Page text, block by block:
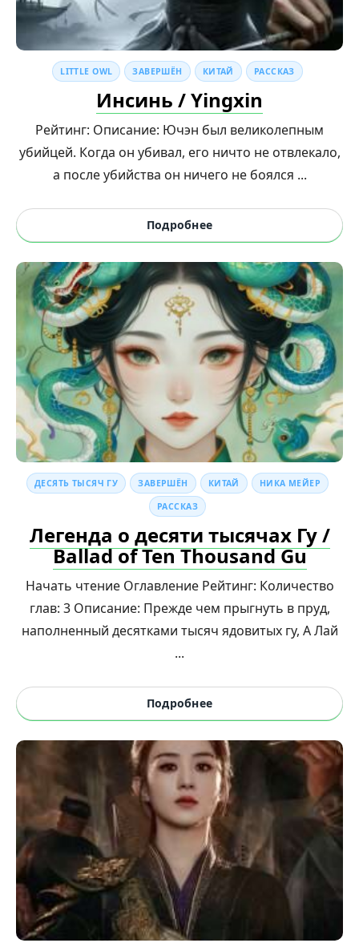
LITTLE OWL ЗАВЕРШЁН КИТАЙ РАССКАЗ
Инсинь / Yingxin
Рейтинг: Описание: Ючэн был великолепным
убийцей. Когда он убивал, его ничто не отвлекало,
а после убийства он ничего не боялся ...
Подробнее
ДЕСЯТЬ ТЫСЯЧ ГУ ЗАВЕРШЁН КИТАЙ НИКА МЕЙЕР
РАССКАЗ
Легенда о десяти тысячах Гу /
Ballad of Ten Thousand Gu
Начать чтение Оглавление Рейтинг: Количество
глав: 3 Описание: Прежде чем прыгнуть в пруд,
наполненный десятками тысяч ядовитых гу, А Лай
...
Подробнее